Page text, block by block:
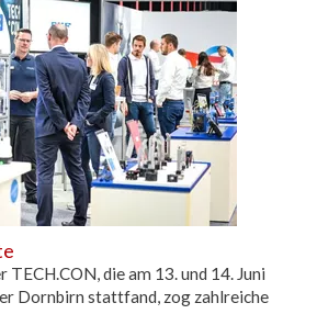
die am 13. und 14. Juni
Dornbirn stattfand, zog zahlreiche